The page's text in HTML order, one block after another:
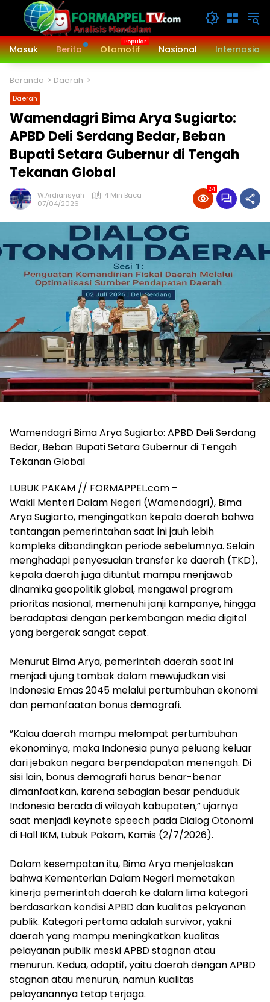
Langsung
konten
Masuk
Berita Otomotif Nasional
Beranda Daerah
Daerah
‎Wamendagri Bima Arya Sugiarto:
APBD Deli Serdang Bedar, Beban
Bupati Setara Gubernur di Tengah
Tekanan Global
W.Ardiansyah
4 Min Baca
07/04/2026
24
‎Wamendagri Bima Arya Sugiarto: APBD Deli Serdang
Bedar, Beban Bupati Setara Gubernur di Tengah
Tekanan Global
LUBUK PAKAM // FORMAPPEL.com –
Wakil Menteri Dalam Negeri (Wamendagri), Bima
Arya Sugiarto, mengingatkan kepala daerah bahwa
tantangan pemerintahan saat ini jauh lebih
kompleks dibandingkan periode sebelumnya. Selain
menghadapi penyesuaian transfer ke daerah (TKD),
kepala daerah juga dituntut mampu menjawab
dinamika geopolitik global, mengawal program
prioritas nasional, memenuhi janji kampanye, hingga
beradaptasi dengan perkembangan media digital
yang bergerak sangat cepat.
‎Menurut Bima Arya, pemerintah daerah saat ini
menjadi ujung tombak dalam mewujudkan visi
Indonesia Emas 2045 melalui pertumbuhan ekonomi
dan pemanfaatan bonus demografi.
‎”Kalau daerah mampu melompat pertumbuhan
ekonominya, maka Indonesia punya peluang keluar
dari jebakan negara berpendapatan menengah. Di
sisi lain, bonus demografi harus benar-benar
dimanfaatkan, karena sebagian besar penduduk
Indonesia berada di wilayah kabupaten,” ujarnya
saat menjadi keynote speech pada Dialog Otonomi
di Hall IKM, Lubuk Pakam, Kamis (2/7/2026).
‎Dalam kesempatan itu, Bima Arya menjelaskan
bahwa Kementerian Dalam Negeri memetakan
kinerja pemerintah daerah ke dalam lima kategori
berdasarkan kondisi APBD dan kualitas pelayanan
publik. Kategori pertama adalah survivor, yakni
daerah yang mampu meningkatkan kualitas
pelayanan publik meski APBD stagnan atau
menurun. Kedua, adaptif, yaitu daerah dengan APBD
stagnan atau menurun, namun kualitas
pelayanannya tetap terjaga.